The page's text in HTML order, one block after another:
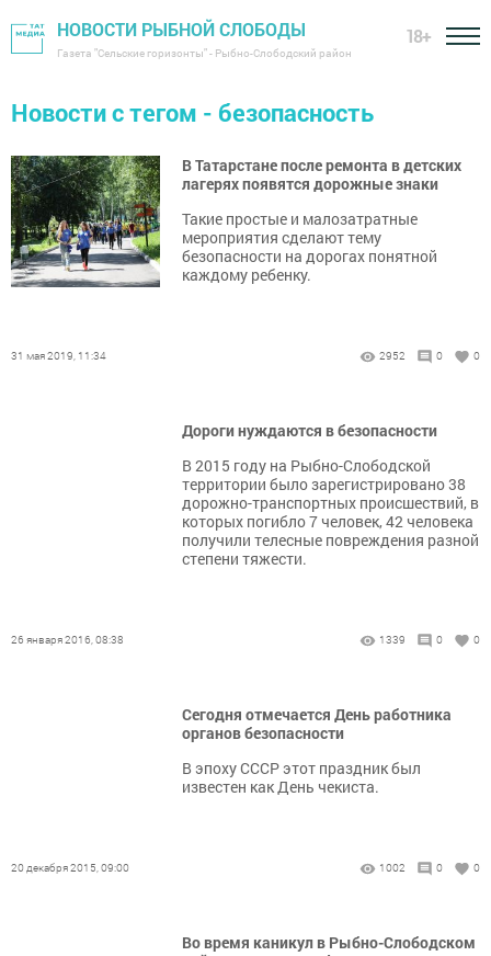
НОВОСТИ РЫБНОЙ СЛОБОДЫ
Газета "Сельские горизонты" - Рыбно-Слободский район
18+
Новости с тегом - безопасность
В Татарстане после ремонта в детских
лагерях появятся дорожные знаки
Такие простые и малозатратные
мероприятия сделают тему
безопасности на дорогах понятной
каждому ребенку.
31 мая 2019, 11:34 2952 0 0
Дороги нуждаются в безопасности
В 2015 году на Рыбно-Слободской
территории было зарегистрировано 38
дорожно-транспортных происшествий, в
которых погибло 7 человек, 42 человека
получили телесные повреждения разной
степени тяжести.
26 января 2016, 08:38 1339 0 0
Сегодня отмечается День работника
органов безопасности
В эпоху СССР этот праздник был
известен как День чекиста.
20 декабря 2015, 09:00 1002 0 0
Во время каникул в Рыбно-Слободском